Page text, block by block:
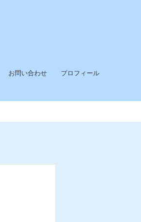
お問い合わせ プロフィール